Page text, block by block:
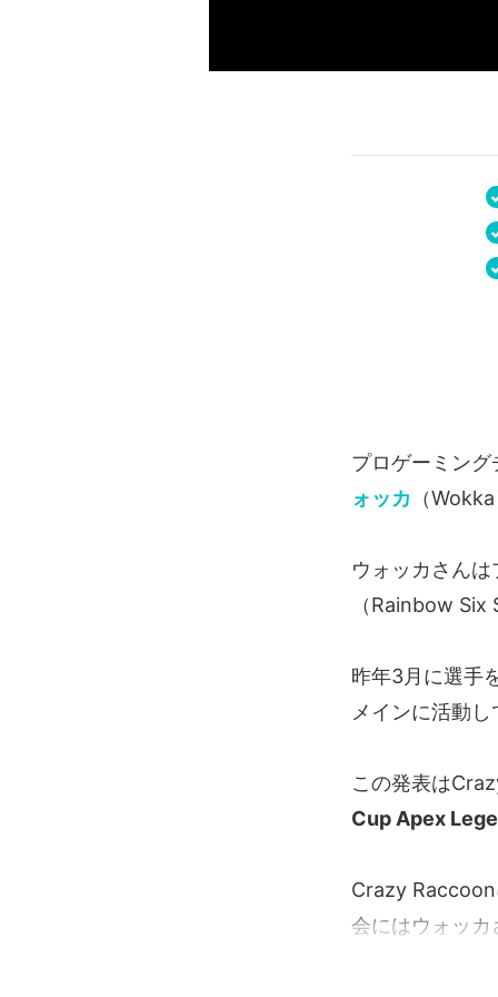
プロゲーミング
ォッカ （
ウォッカさん
（Rainbow
昨年3月に選手
メインに活動
この発表は
Cup Apex
Crazy Raccoon
会にはウォッ